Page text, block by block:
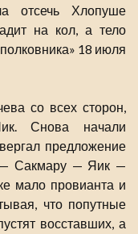
отсечь Хлопуше
на кол, а тело
18 июля
со всех сторон,
Снова начали
предложение
— Сакмару — Яик —
мало провианта и
что попутные
восставших, а